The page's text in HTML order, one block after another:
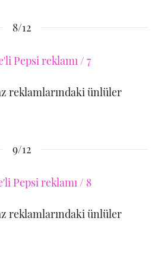
8/12
reklamlarındaki ünlüler
9/12
reklamlarındaki ünlüler